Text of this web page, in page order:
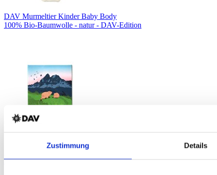
Zustimmung Details
DAV Murmeltier Kinder Baby Body
100% Bio-Baumwolle - natur - DAV-Edition
MARMOTA MAPS Alpentiere Quartett
32 Tiere aus den Alpen